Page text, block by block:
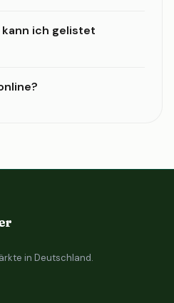
ich gelistet
in Deutschland.